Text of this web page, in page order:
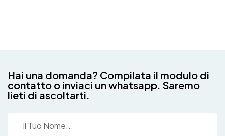
Hai una domanda? Compilata il modulo di
contatto o inviaci un whatsapp. Saremo
lieti di ascoltarti.